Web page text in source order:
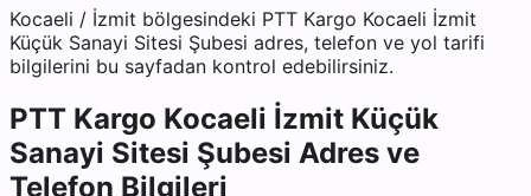
Kocaeli / İzmit bölgesindeki PTT Kargo Kocaeli İzmit
Küçük Sanayi Sitesi Şubesi adres, telefon ve yol tarifi
bilgilerini bu sayfadan kontrol edebilirsiniz.
PTT Kargo Kocaeli İzmit Küçük
Sanayi Sitesi Şubesi Adres ve
Telefon Bilgileri